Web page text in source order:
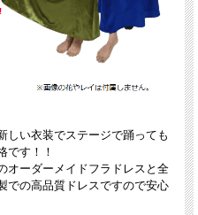
しい衣装でステージで踊っても
です！！
オーダーメイドフラドレスと全
での高品質ドレスですので安心